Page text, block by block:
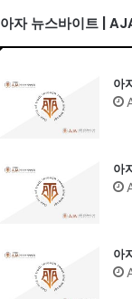
아자 뉴스바이트 |
아
아
아